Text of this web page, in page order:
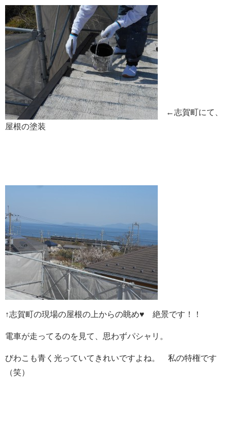
←志賀町にて、
屋根の塗装
↑志賀町の現場の屋根の上からの眺め♥ 絶景です！！
電車が走ってるのを見て、思わずパシャリ。
びわこも青く光っていてきれいですよね。 私の特権です
（笑）